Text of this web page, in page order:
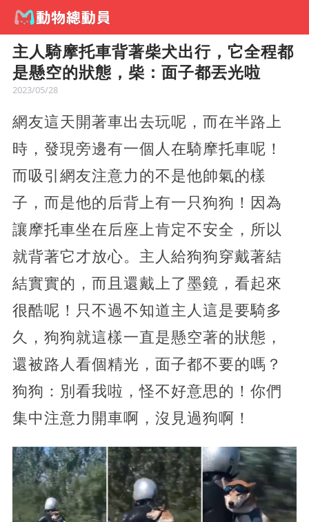
主人騎摩托車背著柴犬出行，它全程都
是懸空的狀態，柴：面子都丟光啦
2023/05/28
網友這天開著車出去玩呢，而在半路上
時，發現旁邊有一個人在騎摩托車呢！
而吸引網友注意力的不是他帥氣的樣
子，而是他的后背上有一只狗狗！因為
讓摩托車坐在后座上肯定不安全，所以
就背著它才放心。主人給狗狗穿戴著結
結實實的，而且還戴上了墨鏡，看起來
很酷呢！只不過不知道主人這是要騎多
久，狗狗就這樣一直是懸空著的狀態，
還被路人看個精光，面子都不要的嗎？
狗狗：別看我啦，怪不好意思的！你們
集中注意力開車啊，沒見過狗啊！